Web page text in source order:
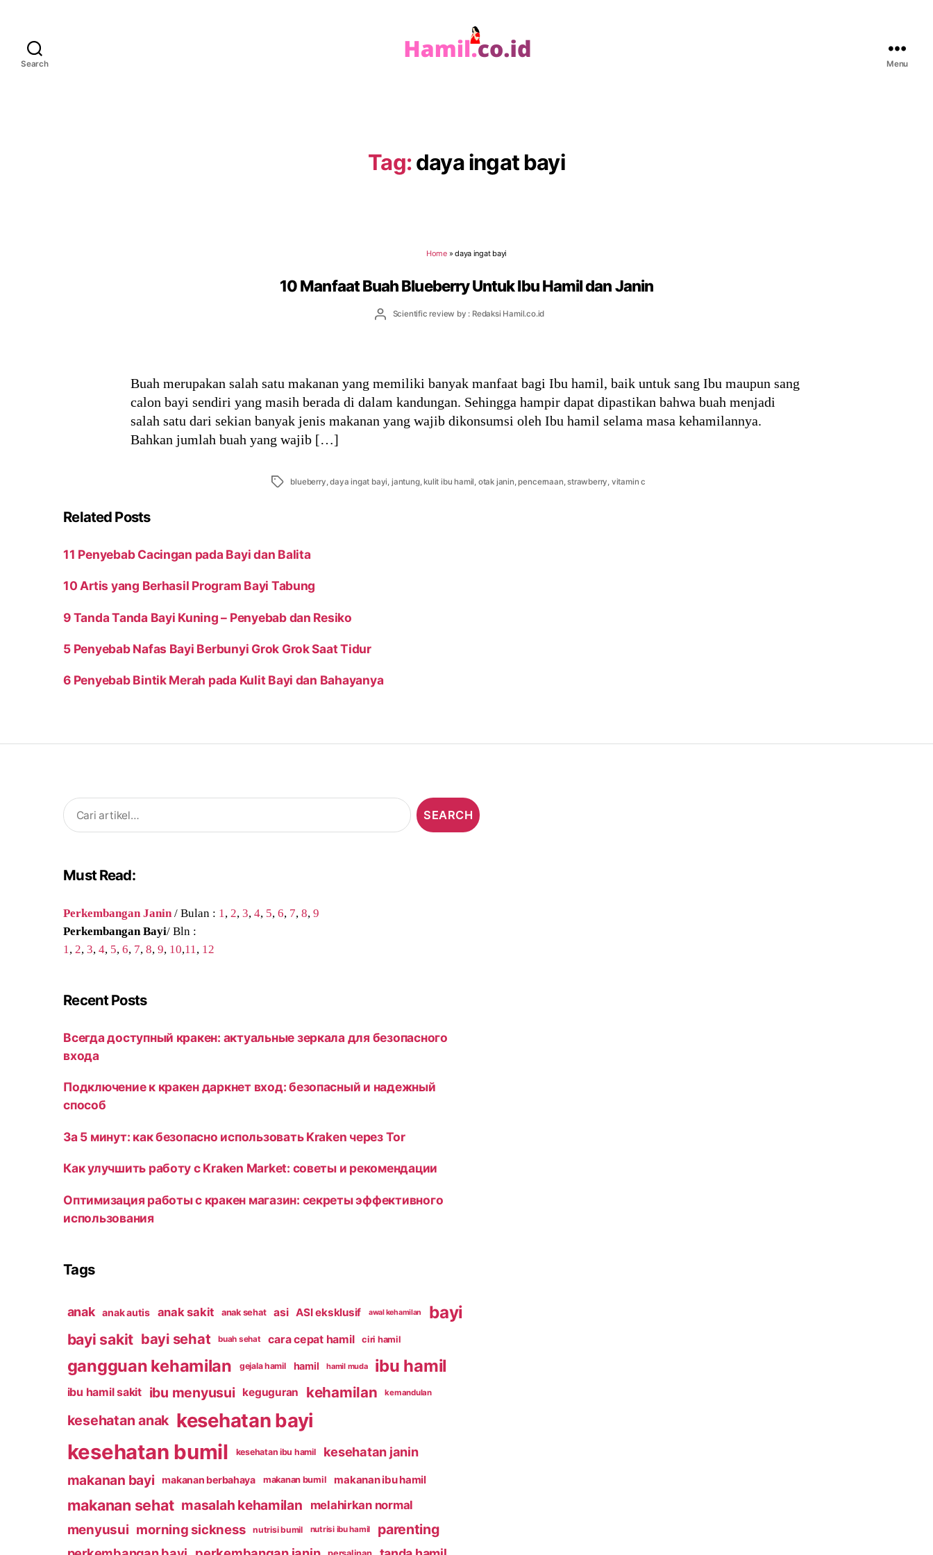
Search Menu
Tag:daya ingat bayi
Home»daya ingat bayi
10 Manfaat Buah Blueberry Untuk Ibu Hamil dan Janin
PostScientific review by : Redaksi Hamil.co.id
Buah merupakan salah satu makanan yang memiliki banyak manfaat bagi Ibu hamil, baik untuk sang Ibu maupun sang
calon bayi sendiri yang masih berada di dalam kandungan. Sehingga hampir dapat dipastikan bahwa buah menjadi
salah satu dari sekian banyak jenis makanan yang wajib dikonsumsi oleh Ibu hamil selama masa kehamilannya.
Bahkan jumlah buah yang wajib […]
Tags blueberry ,daya ingat bayi jantung,kulit ibu hamil otak janin ,pencernaan ,strawberry vitamin c
Related Posts
11 Penyebab Cacingan pada Bayi dan Balita
10 Artis yang Berhasil Program Bayi Tabung
9 Tanda Tanda Bayi Kuning – Penyebab dan Resiko
5 Penyebab Nafas Bayi Berbunyi Grok Grok Saat Tidur
6 Penyebab Bintik Merah pada Kulit Bayi dan Bahayanya
Search
for:
Must Read:
Perkembangan Janin / Bulan : 1 , 2,3,4, 5,6, 7,8,9
Perkembangan Bayi/ Bln :
1 , 2,3,4, 5,6, 7,8,9, 10,11 , 12
Recent Posts
Всегда доступный кракен: актуальные зеркала для безопасного
входа
Подключение к кракен даркнет вход: безопасный и надежный
способ
За 5 минут: как безопасно использовать Kraken через Tor
Как улучшить работу с Kraken Market: советы и рекомендации
Оптимизация работы с кракен магазин: секреты эффективного
использования
Tags
anak anak autis anak sakit anak sehat asi ASI eksklusif awal kehamilan bayi
bayi sakit bayi sehat buah sehat cara cepat hamil ciri hamil
gangguan kehamilan gejala hamil hamil hamil muda ibu hamil
ibu hamil sakit ibu menyusui keguguran kehamilan kemandulan
kesehatan anak kesehatan bayi
kesehatan bumil kesehatan ibu hamil kesehatan janin
makanan bayi makanan berbahaya makanan bumil makanan ibu hamil
makanan sehat masalah kehamilan melahirkan normal
menyusui morning sickness nutrisi bumil nutrisi ibu hamil parenting